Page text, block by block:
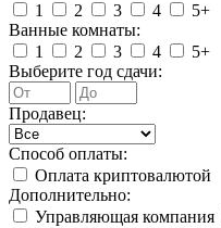
1
2 3 4
5+
Ванные комнаты:
1
2 3 4
5+
Выберите год сдачи:
Продавец:
Способ оплаты:
Оплата криптовалютой
Дополнительно:
Управляющая компания